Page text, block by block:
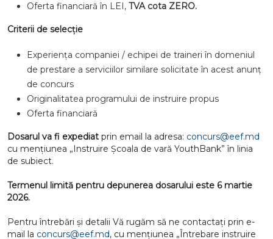
Oferta financiară în LEI, TVA cota ZERO.
Criterii de selecție
Experiența companiei / echipei de traineri în domeniul
de prestare a serviciilor similare solicitate în acest anunț
de concurs
Originalitatea programului de instruire propus
Oferta financiară
Dosarul va fi expediat prin email la adresa: concurs@eef.md
cu mențiunea „Instruire Școala de vară YouthBank” în linia
de subiect.
Termenul limită pentru depunerea dosarului este 6 martie
2026.
Pentru întrebări și detalii Vă rugăm să ne contactați prin e-
mail la concurs@eef.md, cu mențiunea „Întrebare instruire